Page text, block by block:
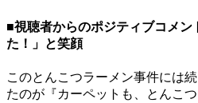
■視聴者からのポジティブコメン
た！」と笑顔
このとんこつラーメン事件には
たのが『カーペットも、とんこ